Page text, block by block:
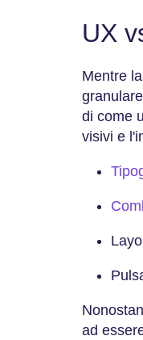
UX
Mentre
di come
visivi e
ad